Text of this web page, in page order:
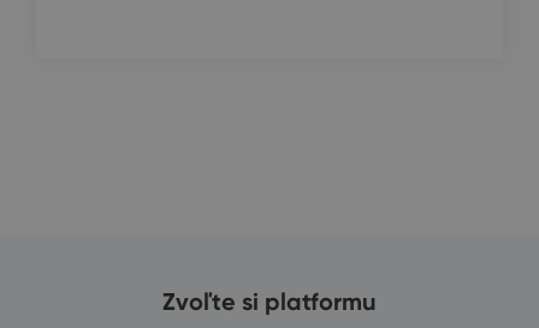
Zvoľte si platformu